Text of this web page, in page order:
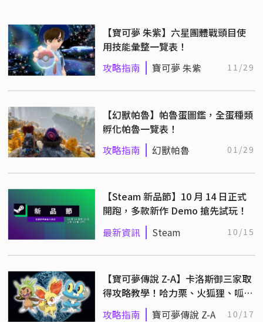
【寶可夢 朱紫】六星團體戰頭目使
用技能彙整一覽表！
攻略指南 寶可夢 朱紫 11/29
【幻獸帕魯】帕魯蛋圖鑑，全蛋種類
孵化帕魯一覽表！
攻略指南 幻獸帕魯 01/29
【Steam 新品節】10 月 14 日正式
開跑，多款新作 Demo 搶先試玩！
最新資訊 Steam 10/15
【寶可夢傳說 Z-A】卡洛斯御三家取
得攻略教學！哈力栗、火狐狸、呱呱
泡蛙
攻略指南 寶可夢傳說 Z-A 10/17